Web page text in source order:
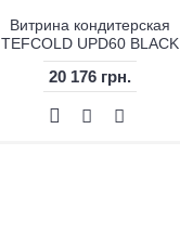
Витрина кондитерская
TEFCOLD UPD60 BLACK
20 176 грн.